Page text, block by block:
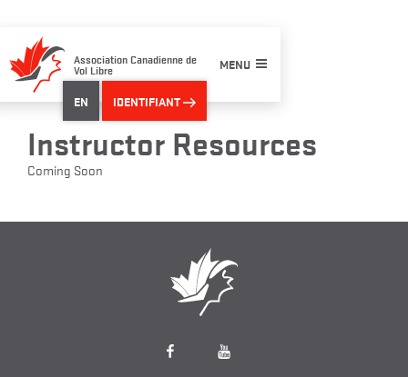
content
Association Canadienne de
Vol Libre MENU
EN IDENTIFIANT
Instructor Resources
Coming Soon
Facebook YouTube